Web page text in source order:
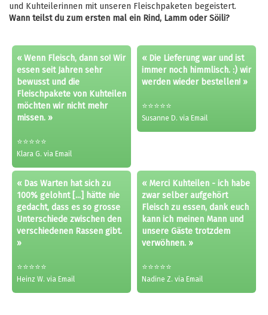
und Kuhteilerinnen mit unseren Fleischpaketen begeistert.
Wann teilst du zum ersten mal ein Rind, Lamm oder Söili?
« Wenn Fleisch, dann so! Wir
essen seit Jahren sehr
bewusst und die
Fleischpakete von Kuhteilen
möchten wir nicht mehr
missen. »
⭐⭐⭐⭐⭐
Klara G. via Email
« Die Lieferung war und ist
immer noch himmlisch. :) wir
werden wieder bestellen! »
⭐⭐⭐⭐⭐
Susanne D. via Email
« Das Warten hat sich zu
100% gelohnt [...] hätte nie
gedacht, dass es so grosse
Unterschiede zwischen den
verschiedenen Rassen gibt.
»
⭐⭐⭐⭐⭐
Heinz W. via Email
« Merci Kuhteilen - ich habe
zwar selber aufgehört
Fleisch zu essen, dank euch
kann ich meinen Mann und
unsere Gäste trotzdem
verwöhnen. »
⭐⭐⭐⭐⭐
Nadine Z. via Email